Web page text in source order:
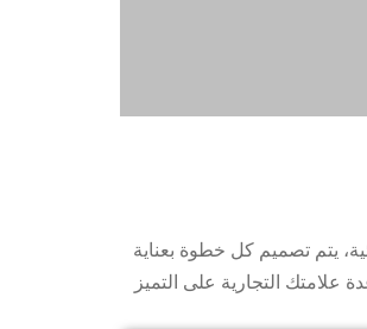
يتم تصميم كل خطوة بعناية
علامتك التجارية على التميز